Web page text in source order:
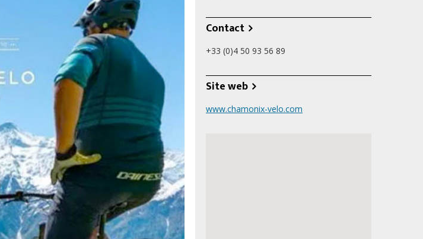
Contact
+33 (0)4 50 93 56 89
Site web
www.chamonix-velo.com